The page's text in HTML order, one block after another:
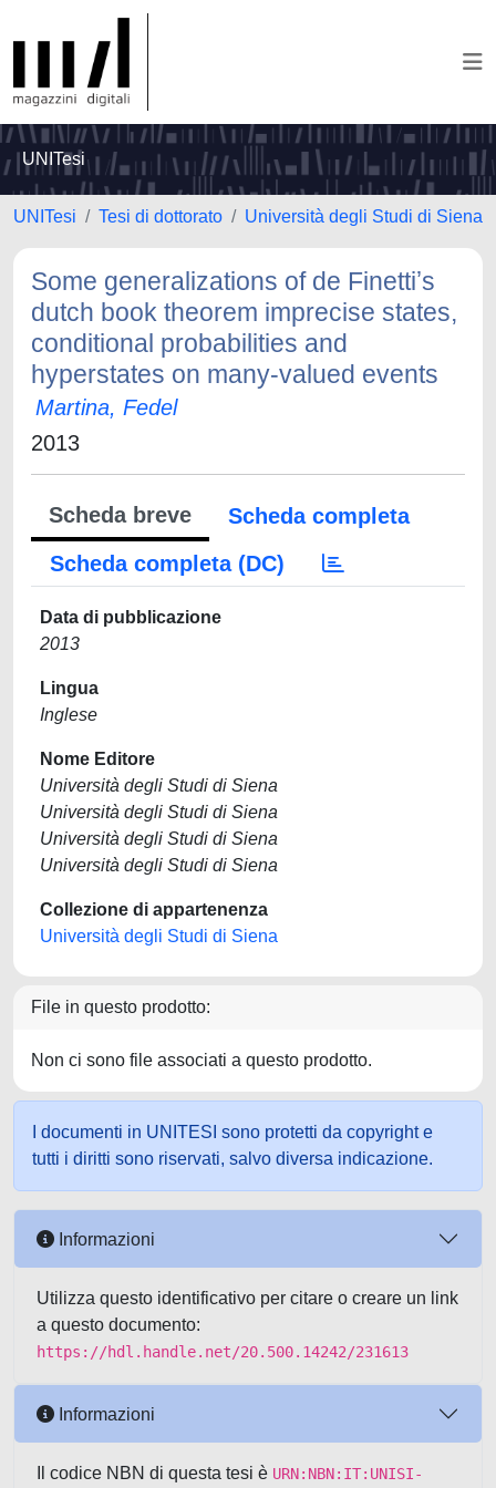
UNITesi
UNITesi Tesi di dottorato Università degli Studi di Siena
Some generalizations of de Finettiʼs
dutch book theorem imprecise states,
conditional probabilities and
hyperstates on many-valued events
Martina, Fedel
2013
Scheda breve
Scheda completa
Scheda completa (DC)
Data di pubblicazione
2013
Lingua
Inglese
Nome Editore
Università degli Studi di Siena
Università degli Studi di Siena
Università degli Studi di Siena
Università degli Studi di Siena
Collezione di appartenenza
Università degli Studi di Siena
File in questo prodotto:
Non ci sono file associati a questo prodotto.
I documenti in UNITESI sono protetti da copyright e
tutti i diritti sono riservati, salvo diversa indicazione.
Informazioni
Utilizza questo identificativo per citare o creare un link
a questo documento:
https://hdl.handle.net/20.500.14242/231613
Informazioni
Il codice NBN di questa tesi è URN:NBN:IT:UNISI-